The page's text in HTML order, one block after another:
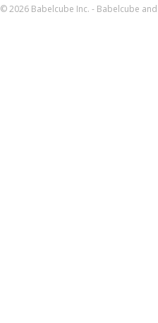
© 2026 Babelcube Inc. - Babelcube